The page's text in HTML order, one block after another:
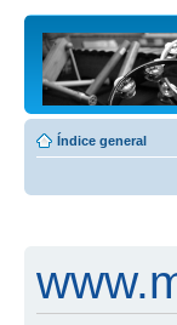
Índice general